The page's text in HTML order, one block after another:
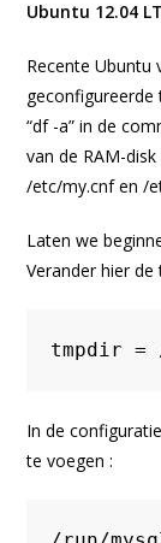
Ubuntu 12.04
Recente Ubuntu
geconfigureerde
“df -a” in de
van de RAM-
/etc/my.cnf en /
Laten we
Verander hier
tmpdir =
In de
te voegen :